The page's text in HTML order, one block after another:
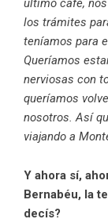
los trámites
teníamos para
Queríamos
nerviosas con
queríamos
nosotros. Así
viajando a
Y ahora sí,
Bernabéu, la
decís?